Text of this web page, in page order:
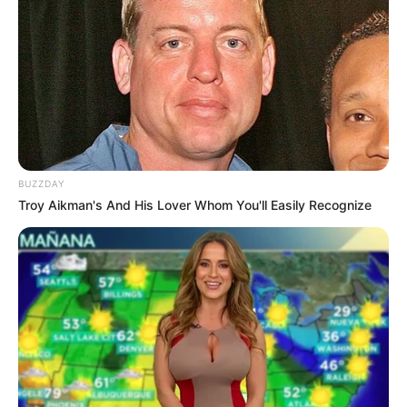
rambut, dan lain sebagainya.
BUZZDAY
Troy Aikman's And His Lover Whom You'll Easily Recognize